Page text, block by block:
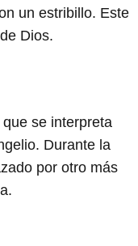
un estribillo. Este
Dios.
se interpreta
Durante la
por otro más